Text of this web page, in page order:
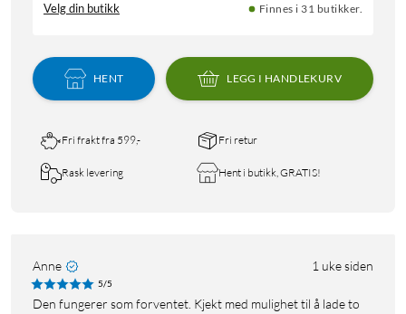
Velg din butikk Finnes i 31 butikker.
HENT LEGG I HANDLEKURV
Fri frakt fra 599,- Fri retur
Rask levering Hent i butikk, GRATIS!
Anne 1 uke siden
5/5
Den fungerer som forventet. Kjekt med mulighet til å lade to